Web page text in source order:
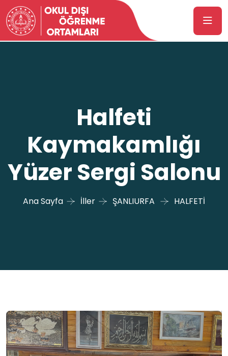
Halfeti
Kaymakamlığı
Yüzer Sergi Salonu
Ana Sayfa İller ŞANLIURFA HALFETİ